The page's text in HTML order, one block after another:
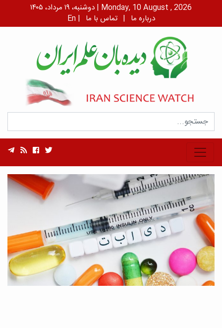
دوشنبه، ۱۹ مرداد، ۱۴۰۵ | Monday, 10 August , 2026
En | درباره ما | تماس با ما